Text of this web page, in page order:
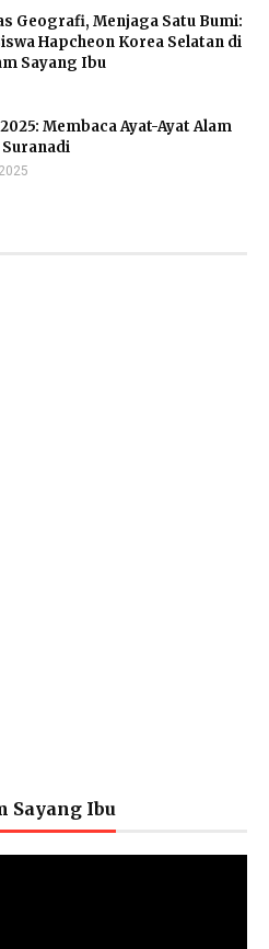
Geografi, Menjaga Satu Bumi:
Hapcheon Korea Selatan di
Sayang Ibu
Membaca Ayat-Ayat Alam
Sayang Ibu